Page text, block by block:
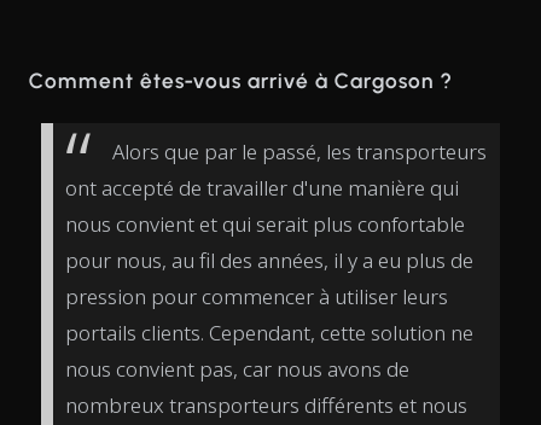
Comment êtes-vous arrivé à Cargoson ?
Alors que par le passé, les transporteurs
ont accepté de travailler d'une manière qui
nous convient et qui serait plus confortable
pour nous, au fil des années, il y a eu plus de
pression pour commencer à utiliser leurs
portails clients. Cependant, cette solution ne
nous convient pas, car nous avons de
nombreux transporteurs différents et nous